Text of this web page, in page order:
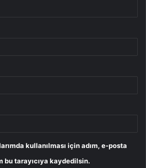
kullanılması için adım, e-posta
bu tarayıcıya kaydedilsin.